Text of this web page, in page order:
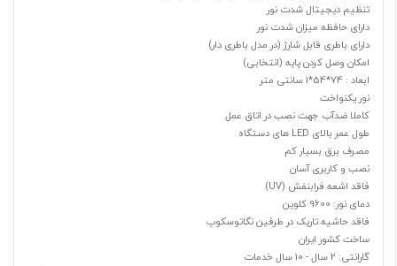
تنظیم دیجیتال شدت نور
دارای حافظه میزان شدت نور
دارای باطری قابل شارژ (در مدل باطری دار)
امکان وصل کردن پایه (انتخابی)
ابعاد : 74*54*1 سانتی متر
نور یکنواخت
کاملا ضدآب جهت نصب در اتاق عمل
طول عمر بالای LED های دستگاه
مصرف برق بسیار کم
نصب و کاربری آسان
فاقد اشعه فرابنفش (UV)
دمای نور: 9600 کلوین
فاقد حاشیه تاریک در طرفین نگاتوسکوپ
ساخت کشور ایران
گارانتی: 2 سال - 10 سال خدمات